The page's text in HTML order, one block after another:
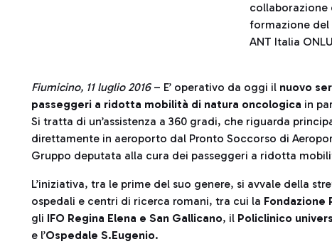
collaborazione
formazione del
ANT Italia
Fiumicino, 11 luglio 2016– E’ operativo da oggi il nuovo
passeggeri a ridotta mobilità di natura oncologica in
Si tratta di un’assistenza a 360 gradi, che riguarda
direttamente in aeroporto dal Pronto Soccorso di
Gruppo deputata alla cura dei passeggeri a ridotta
L’iniziativa, tra le prime del suo genere, si avvale della
ospedali e centri di ricerca romani, tra cui la Fondazione
gli IFO Regina Elena e San Gallicano, il Policlinico
e l’Ospedale S.Eugenio.